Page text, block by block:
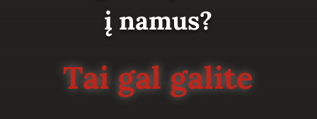
į namus?
Tai gal galite